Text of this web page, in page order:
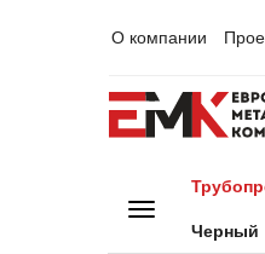
О компании
Черный